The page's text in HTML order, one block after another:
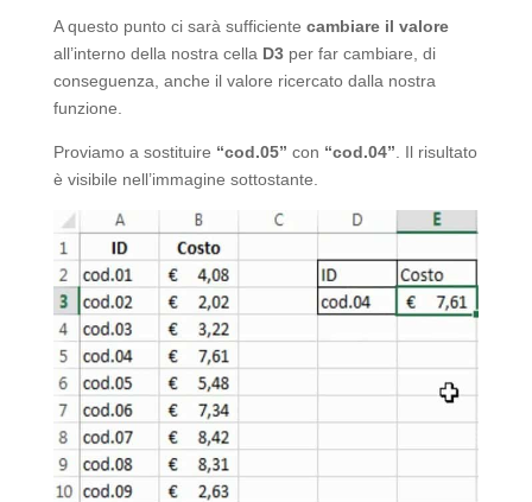
A questo punto ci sarà sufficiente cambiare il valore
all’interno della nostra cella D3 per far cambiare, di
conseguenza, anche il valore ricercato dalla nostra
funzione.
Proviamo a sostituire “cod.05” con “cod.04”. Il risultato
è visibile nell’immagine sottostante.